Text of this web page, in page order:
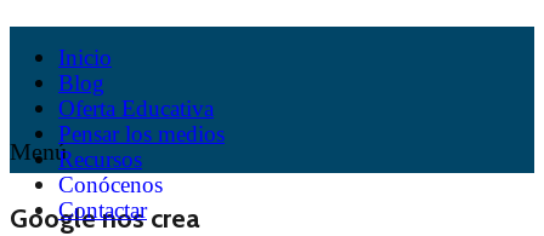
Inicio
Blog
Oferta Educativa
Pensar los medios
Recursos
Conócenos
Contactar
Menú
Google nos crea